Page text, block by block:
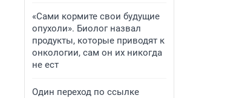
«Сами кормите свои будущие
опухоли». Биолог назвал
продукты, которые приводят к
онкологии, сам он их никогда
не ест
Один переход по ссылке